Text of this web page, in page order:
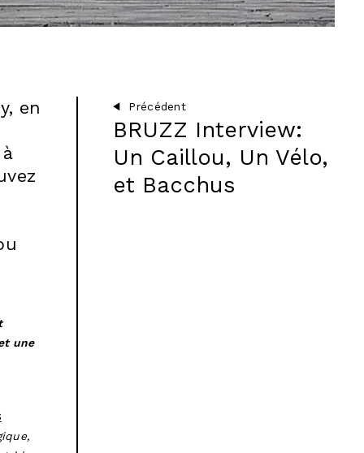
en
une
Précédent
BRUZZ Interview:
Un Caillou, Un Vélo,
et Bacchus